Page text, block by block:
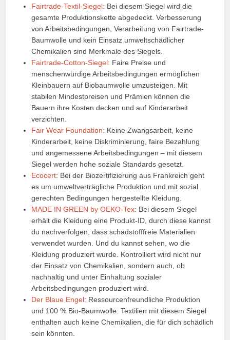
Fairtrade-Textil-Siegel: Bei diesem Siegel wird die
gesamte Produktionskette abgedeckt. Verbesserung
von Arbeitsbedingungen, Verarbeitung von Fairtrade-
Baumwolle und kein Einsatz umweltschädlicher
Chemikalien sind Merkmale des Siegels.
Fairtrade-Cotton-Siegel: Faire Preise und
menschenwürdige Arbeitsbedingungen ermöglichen
Kleinbauern auf Biobaumwolle umzusteigen. Mit
stabilen Mindestpreisen und Prämien können die
Bauern ihre Kosten decken und auf Kinderarbeit
verzichten.
Fair Wear Foundation: Keine Zwangsarbeit, keine
Kinderarbeit, keine Diskriminierung, faire Bezahlung
und angemessene Arbeitsbedingungen – mit diesem
Siegel werden hohe soziale Standards gesetzt.
Ecocert: Bei der Biozertifizierung aus Frankreich geht
es um umweltverträgliche Produktion und mit sozial
gerechten Bedingungen hergestellte Kleidung.
MADE IN GREEN by OEKO-Tex: Bei diesem Siegel
erhält die Kleidung eine Produkt-ID, durch diese kannst
du nachverfolgen, dass schadstofffreie Materialien
verwendet wurden. Und du kannst sehen, wo die
Kleidung produziert wurde. Kontrolliert wird nicht nur
der Einsatz von Chemikalien, sondern auch, ob
nachhaltig und unter Einhaltung sozialer
Arbeitsbedingungen produziert wird.
Der Blaue Engel: Ressourcenfreundliche Produktion
und 100 % Bio-Baumwolle. Textilien mit diesem Siegel
enthalten auch keine Chemikalien, die für dich schädlich
sein könnten.